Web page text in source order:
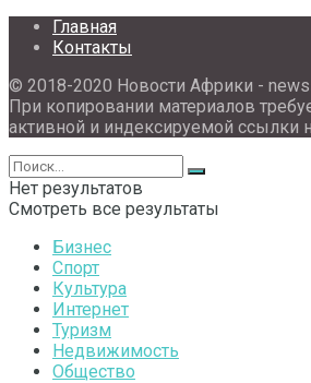
Главная
Контакты
© 2018-2020 Новости Африки -
При копировании материалов
активной и индексируемой ссылки
Нет результатов
Смотреть все результаты
Бизнес
Спорт
Культура
Интернет
Туризм
Недвижимость
Общество